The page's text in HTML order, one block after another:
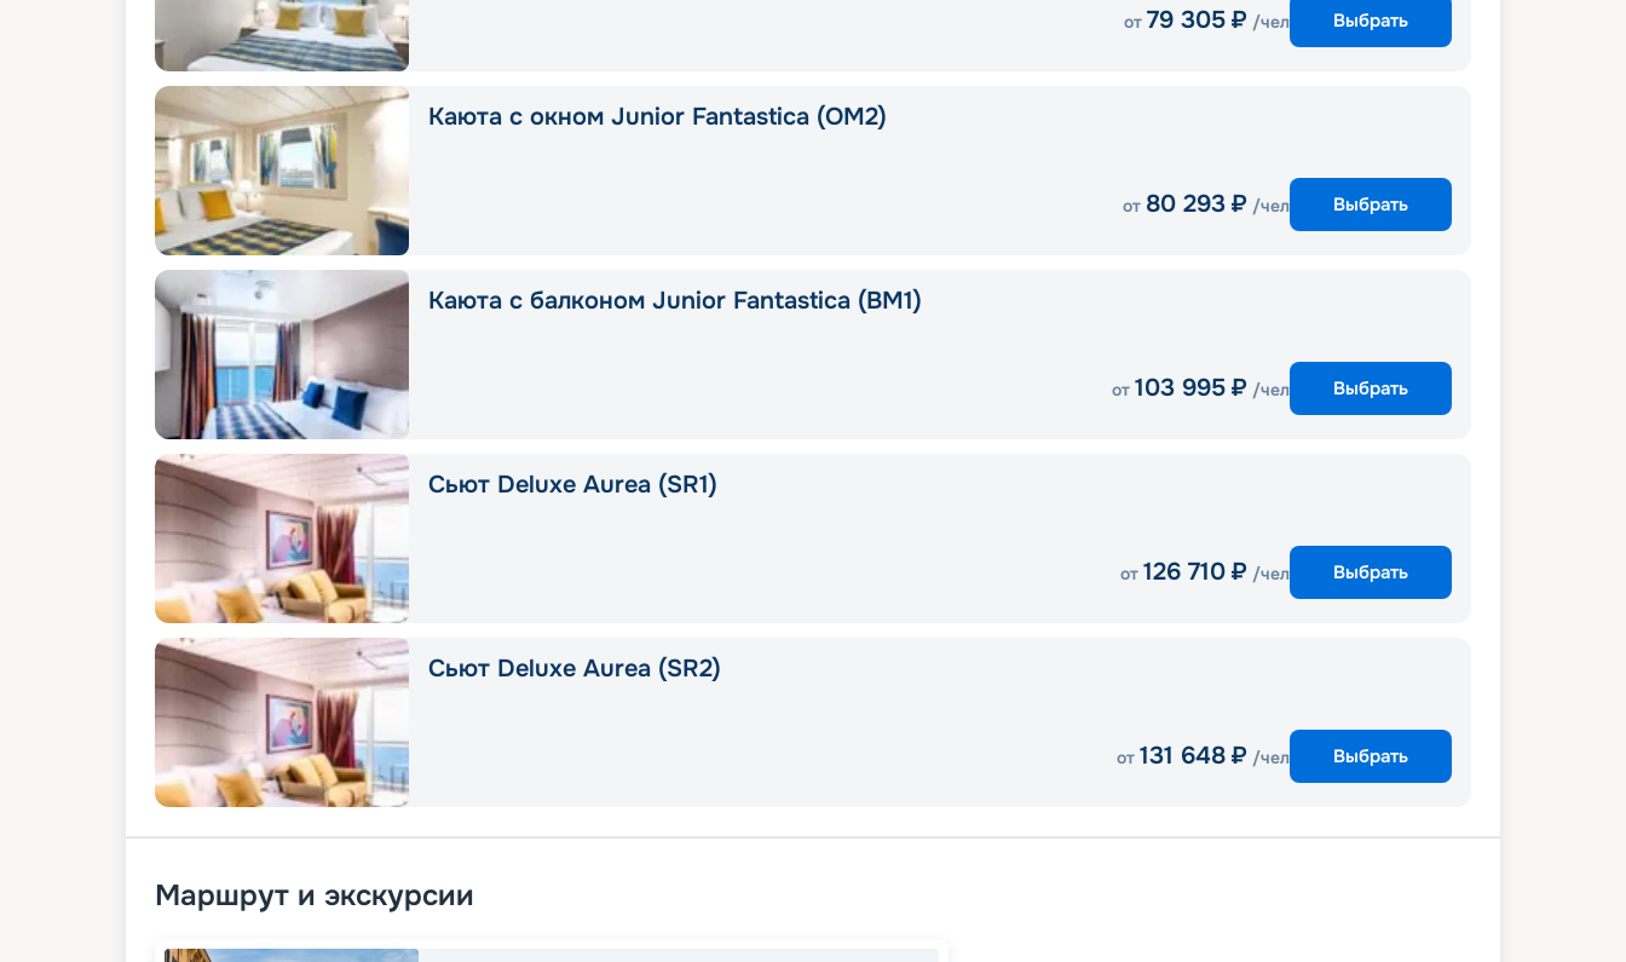
от 79 305 ₽ /чел Выбрать
Каюта с окном Junior Fantastica (OM2)
от 80 293 ₽ /чел Выбрать
Каюта с балконом Junior Fantastica (BM1)
от 103 995 ₽ /чел Выбрать
Сьют Deluxe Aurea (SR1)
от 126 710 ₽ /чел Выбрать
Сьют Deluxe Aurea (SR2)
от 131 648 ₽ /чел Выбрать
Маршрут и экскурсии